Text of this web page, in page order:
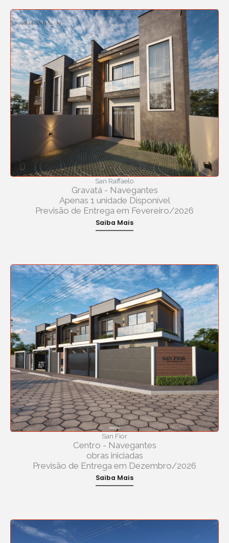
San Raffaelo
Gravatá - Navegantes
Apenas 1 unidade Disponível
Previsão de Entrega em Fevereiro/2026
Saiba Mais
San Fior
Centro - Navegantes
obras iniciadas
Previsão de Entrega em Dezembro/2026
Saiba Mais